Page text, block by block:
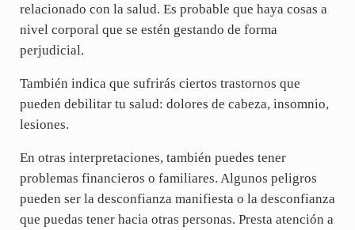
relacionado con la salud. Es probable que haya cosas a
nivel corporal que se estén gestando de forma
perjudicial.
También indica que sufrirás ciertos trastornos que
pueden debilitar tu salud: dolores de cabeza, insomnio,
lesiones.
En otras interpretaciones, también puedes tener
problemas financieros o familiares. Algunos peligros
pueden ser la desconfianza manifiesta o la desconfianza
que puedas tener hacia otras personas. Presta atención a